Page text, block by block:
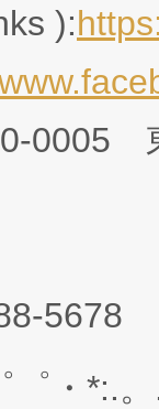
):
0005
5678
゜・*:.